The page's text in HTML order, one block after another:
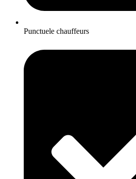
Punctuele chauffeurs